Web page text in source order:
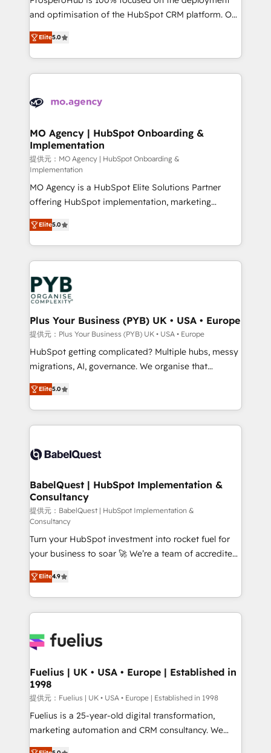
the CRM platform into your digital ecosystem. Would
marketing strategy? We'll provide support tailored
to your needs and sales objectives. With 125+
Accreditations. Based in Canada (coast to coast), our
services are offered in both English & French.
and optimisation of the HubSpot CRM platform. Our
highly experienced team of solutions experts will
ensure that you achieve maximum adoption and
ROI from your HubSpot investment. Use our
extensive HubSpot, sales, marketing, service and
HubSpot journey, design and implement your
infrastructure to life. Our collaborative approach
keeps you in control whilst we plan and support the
route to your revenue goals. We have successfully
supported over 500 organisations with HubSpot
implementation, optimisation, training, and
adoption assurance. Our tried and tested Roadmap
methodology will ensure that you receive the best
deployment experience possible. Whether you are
new to HubSpot or seeking to turn around a poor
install, our team have the change management
expertise to deliver the solutions you need.
Elite5.0
MO Agency | HubSpot Onboarding &
Implementation
提供元：MO Agency | HubSpot Onboarding &
Implementation
MO Agency is a HubSpot Elite Solutions Partner
offering HubSpot implementation, marketing
automation, CRM and RevOps consulting, B2B SEO,
paid media, content marketing, AEO and GEO (AI
search optimisation), and HubSpot Content Hub and
WordPress development. We work with enterprise
and growth-led companies across technology,
professional services, financial services and
industrial sectors. Offices in Johannesburg, Cape
Town, Dubai & London. 500+ HubSpot CRM
implementations delivered. AI visibility coverage
across ChatGPT, Claude, Perplexity, Gemini and
Google AI Overviews. HubSpot Impact Award -
Innovation HubSpot Impact Award - Platform
Migration Excellence HubSpot Impact Award -
accreditations with HubSpot.
Elite5.0
Plus Your Business (PYB) UK • USA • Europe
提供元：Plus Your Business (PYB) UK • USA • Europe
HubSpot getting complicated? Multiple hubs, messy
migrations, AI, governance. We organise that
complexity, so your team can put HubSpot to work...
Welcome to our Profile! We help with: • CRM
implementation, reports, workflows, and team
training • CRM migration from Salesforce, Pipedrive,
custom API integrations • AI governance for
Boutique 'Elite' team of 12 • 150+ clients across Sales
Hub, Marketing Hub, Service Hub, Data Hub and
CMS • ISO/IEC 27001:2022, ISO 9001:2015, and ISO
42001:2023 certified - the AI management standard •
GuardHub: our AI governance framework, built on
ISO 42001 Ready for the next step? Click the 👈
'𝗖𝗼𝗻𝘁𝗮𝗰𝘁 𝗯𝘂𝘀𝗶𝗻𝗲𝘀𝘀' button to get in touch (𝘸𝘦'𝘳𝘦
𝘴𝘶𝘱𝘦𝘳 𝘳𝘦𝘴𝘱𝘰𝘯𝘴𝘪𝘷𝘦)
Elite5.0
BabelQuest | HubSpot Implementation &
Consultancy
提供元：BabelQuest | HubSpot Implementation &
Consultancy
Turn your HubSpot investment into rocket fuel for
your business to soar 🚀 We’re a team of accredited
HubSpot experts ready to help you. We can
implement the platform into complex business
environments, optimise what you've got and make
sure you can actually use it, build your website in
for you and execute it on HubSpot. We are on the
framework, meaning we've been accredited by
HubSpot and vetted by the CCS, which means we
can support public sector companies as well the
other ones listed in our profile. Our services: -
HubSpot implementation - HubSpot CMS website
Elite4.9
Fuelius | UK • USA • Europe | Established in
1998
提供元：Fuelius | UK • USA • Europe | Established in 1998
Fuelius is a 25-year-old digital transformation,
marketing automation and CRM consultancy. We
enable mid-market and enterprise clients to